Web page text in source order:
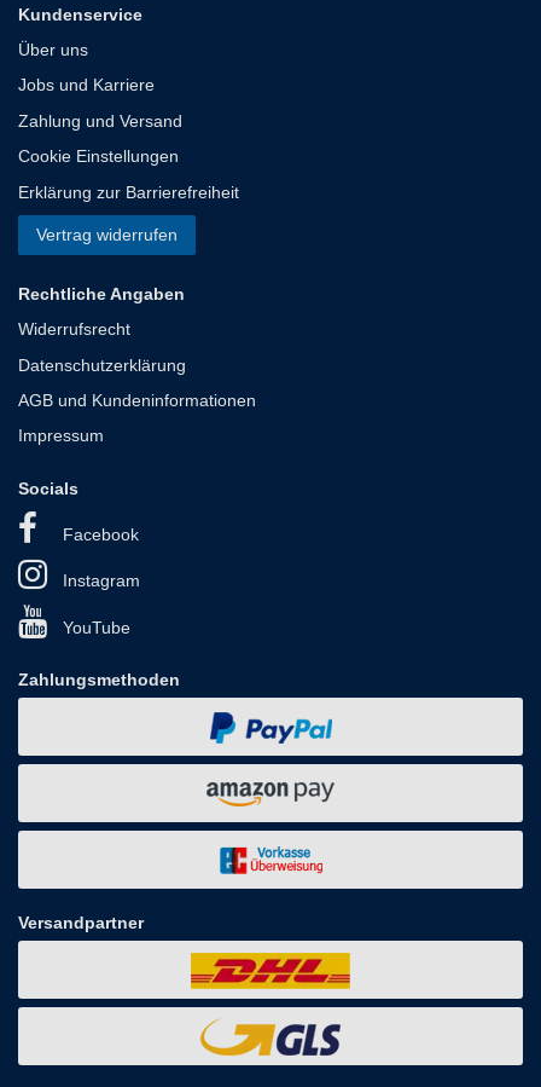
Kundenservice
Über uns
Jobs und Karriere
Zahlung und Versand
Cookie Einstellungen
Erklärung zur Barrierefreiheit
Vertrag widerrufen
Rechtliche Angaben
Widerrufsrecht
Datenschutzerklärung
AGB und Kundeninformationen
Impressum
Socials
Facebook
Instagram
YouTube
Zahlungsmethoden
Versandpartner